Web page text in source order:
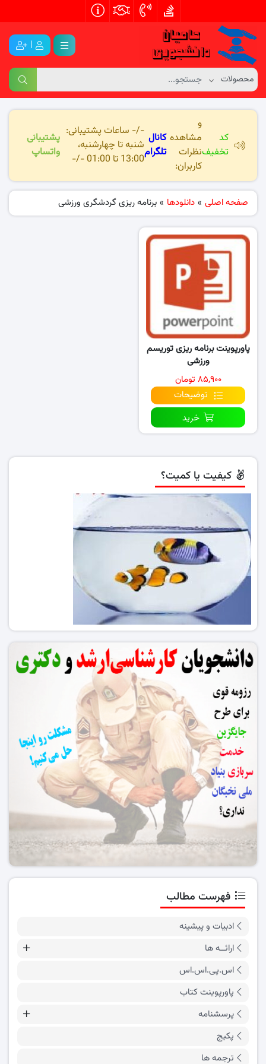
|
کد
تخفیف
و
مشاهده
نظرات
کاربران:
کانال
تلگرام
-/- ساعات پشتیبانی:
شنبه تا چهارشنبه،
13:00 تا 01:00 -/-
پشتیبانی
واتساپ
صفحه اصلی » دانلودها » برنامه ریزی گردشگری ورزشی
پاورپوینت برنامه ریزی توریسم
ورزشی
۸۵,۹۰۰ تومان
توضیحات
خرید
کیفیت یا کمیت؟
فهرست مطالب
ادبیات و پیشینه
ارائــه ها
اس.پی.اس.اس
پاورپوینت کتاب
پرسشنامه
پکیج
ترجمه ها